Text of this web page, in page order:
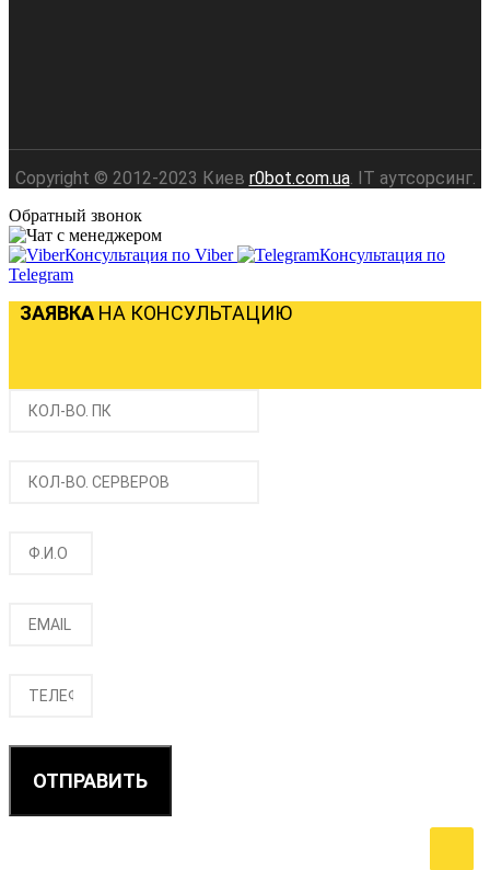
Copyright © 2012-2023 Киев r0bot.com.ua. IT аутсорсинг.
Обратный звонок
Консультация по Viber
Консультация по
Telegram
ЗАЯВКА НА КОНСУЛЬТАЦИЮ
ОТПРАВИТЬ